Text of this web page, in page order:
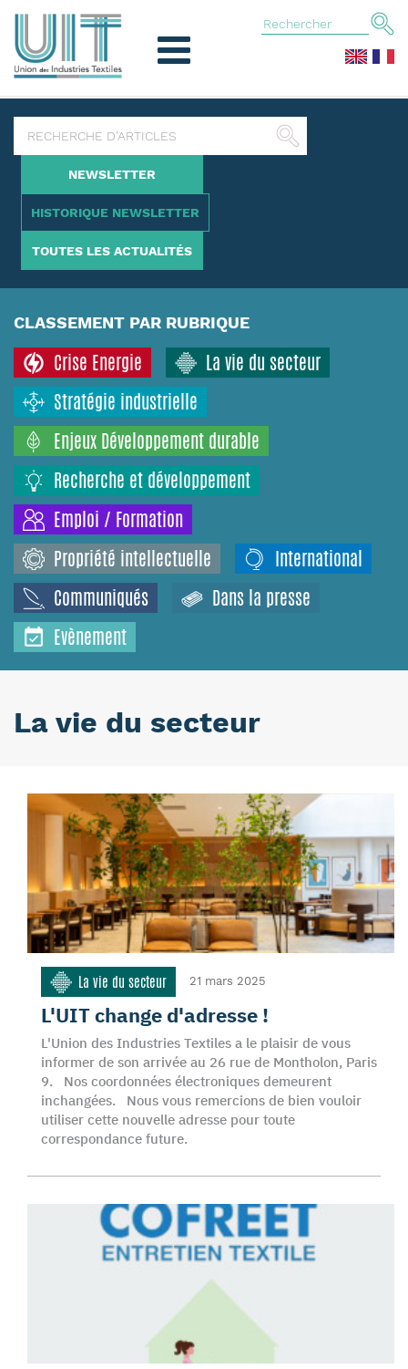
NEWSLETTER
HISTORIQUE NEWSLETTER
TOUTES LES ACTUALITÉS
CLASSEMENT PAR RUBRIQUE
Crise Energie
La vie du secteur
Stratégie industrielle
Enjeux Développement durable
Recherche et développement
Emploi / Formation
Propriété intellectuelle
International
Communiqués
Dans la presse
Evènement
La vie du secteur
La vie du secteur 21 mars 2025
L'UIT change d'adresse !
L'Union des Industries Textiles a le plaisir de vous
informer de son arrivée au 26 rue de Montholon, Paris
9. Nos coordonnées électroniques demeurent
inchangées. Nous vous remercions de bien vouloir
utiliser cette nouvelle adresse pour toute
correspondance future.